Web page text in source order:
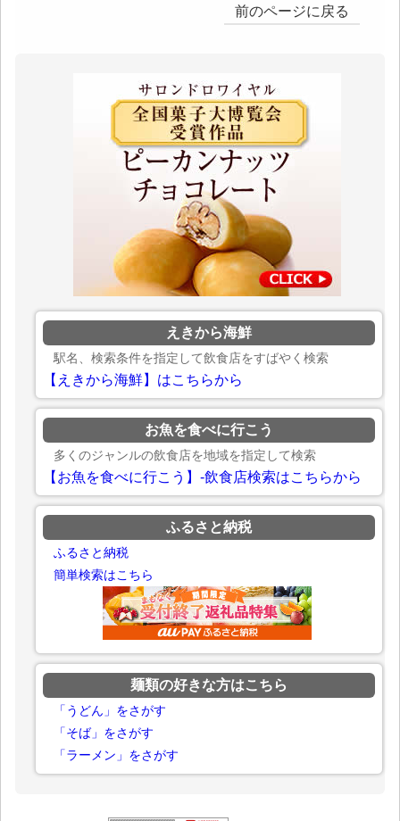
前のページに戻る
えきから海鮮
駅名、検索条件を指定して飲食店をすばやく検索
【えきから海鮮】はこちらから
お魚を食べに行こう
多くのジャンルの飲食店を地域を指定して検索
【お魚を食べに行こう】-飲食店検索はこちらから
ふるさと納税
ふるさと納税
簡単検索はこちら
麺類の好きな方はこちら
「うどん」をさがす
「そば」をさがす
「ラーメン」をさがす